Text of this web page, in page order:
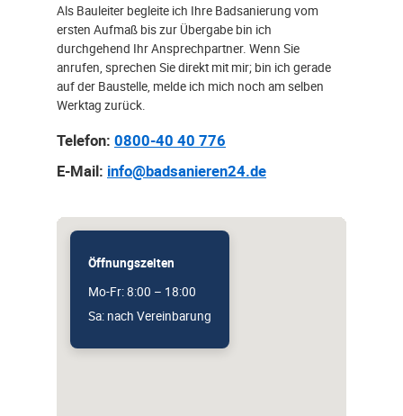
Als Bauleiter begleite ich Ihre Badsanierung vom
ersten Aufmaß bis zur Übergabe bin ich
durchgehend Ihr Ansprechpartner. Wenn Sie
anrufen, sprechen Sie direkt mit mir; bin ich gerade
auf der Baustelle, melde ich mich noch am selben
Werktag zurück.
Telefon: 0800-40 40 776
E-Mail: info@badsanieren24.de
Öffnungszeiten
Mo-Fr: 8:00 – 18:00
Sa: nach Vereinbarung